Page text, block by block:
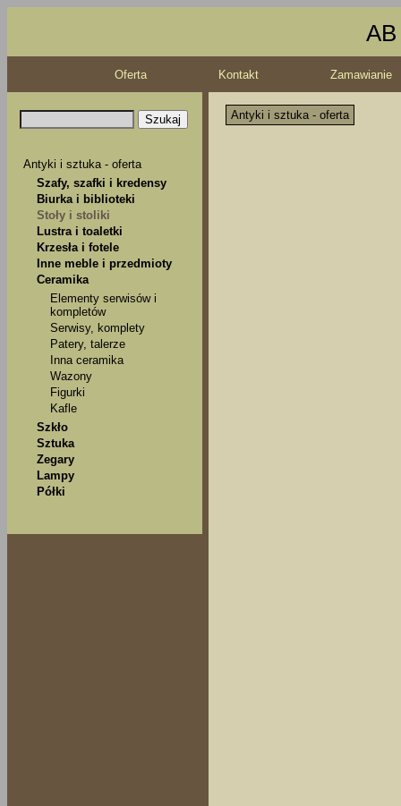
Oferta Kontakt Zamawianie
Antyki i sztuka - oferta
Szafy, szafki i kredensy
Biurka i biblioteki
Stoły i stoliki
Lustra i toaletki
Krzesła i fotele
Inne meble i przedmioty
Ceramika
Elementy serwisów i
kompletów
Serwisy, komplety
Patery, talerze
Inna ceramika
Wazony
Figurki
Kafle
Szkło
Sztuka
Zegary
Lampy
Półki
Antyki i sztuka - oferta